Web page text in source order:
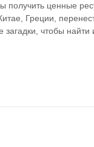
получить ценные
Греции,
чтобы найти